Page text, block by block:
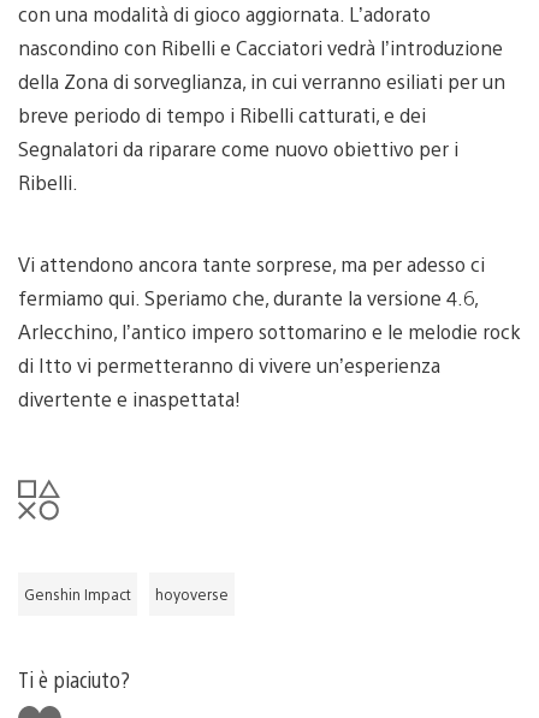
con una modalità di gioco aggiornata. L’adorato
nascondino con Ribelli e Cacciatori vedrà l’introduzione
della Zona di sorveglianza, in cui verranno esiliati per un
breve periodo di tempo i Ribelli catturati, e dei
Segnalatori da riparare come nuovo obiettivo per i
Ribelli.
Vi attendono ancora tante sorprese, ma per adesso ci
fermiamo qui. Speriamo che, durante la versione 4.6,
Arlecchino, l’antico impero sottomarino e le melodie rock
di Itto vi permetteranno di vivere un’esperienza
divertente e inaspettata!
Genshin Impact hoyoverse
Ti è piaciuto?